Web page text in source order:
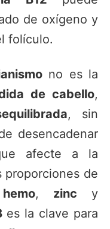
de oxígeno y
folículo.
no es la
de cabello,
, sin
desencadenar
afecte a la
proporciones de
, zinc y
es la clave para